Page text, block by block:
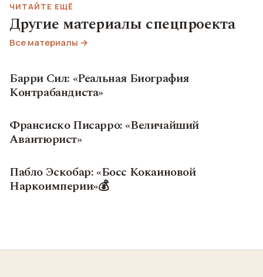
ЧИТАЙТЕ ЕЩЁ
Другие материалы спецпроекта
Все материалы →
Барри Сил: «Реальная Биография
Контрабандиста»
Франсиско Писарро: «Величайший
Авантюрист»
Пабло Эскобар: «Босс Кокаиновой
Наркоимперии»💰